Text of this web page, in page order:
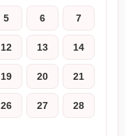
5 6 7
12 13 14
19 20 21
26 27 28